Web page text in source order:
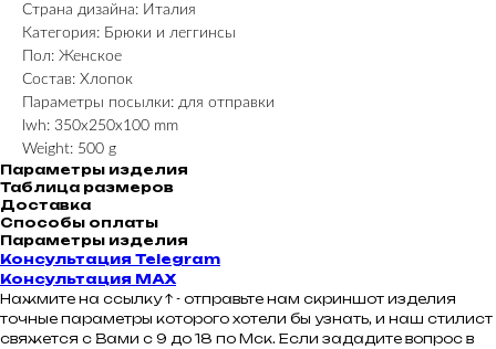
Страна дизайна: Италия
Категория: Брюки и леггинсы
Пол: Женское
Состав: Хлопок
Параметры посылки: для отправки
lwh: 350x250x100 mm
Weight: 500 g
Параметры изделия
Таблица размеров
Доставка
Способы оплаты
Параметры изделия
Консультация Telegram
Консультация MAX
Нажмите на ссылку ↑ - отправьте нам скриншот изделия
точные параметры которого хотели бы узнать, и наш стилист
свяжется с Вами с 9 до 18 по Мск. Если зададите вопрос в